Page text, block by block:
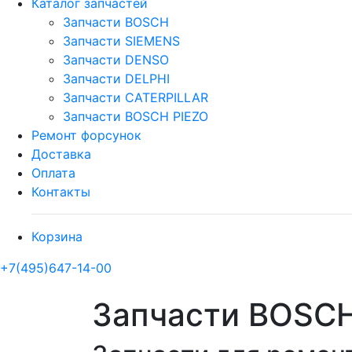
Каталог запчастей
Запчасти BOSCH
Запчасти SIEMENS
Запчасти DENSO
Запчасти DELPHI
Запчасти CATERPILLAR
Запчасти BOSCH PIEZO
Ремонт форсунок
Доставка
Оплата
Контакты
Корзина
+7(495)647-14-00
Запчасти